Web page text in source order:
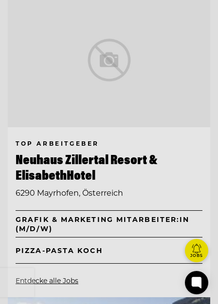
TOP ARBEITGEBER
Neuhaus Zillertal Resort &
ElisabethHotel
6290 Mayrhofen, Österreich
GRAFIK & MARKETING MITARBEITER:IN
(M/D/W)
PIZZA-PASTA KOCH
Entdecke alle Jobs
JOBS